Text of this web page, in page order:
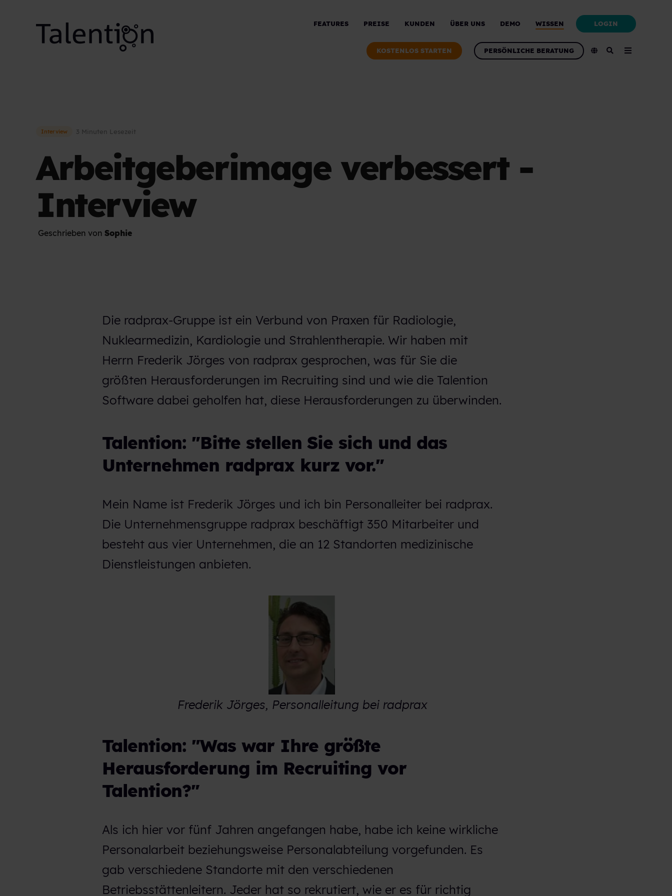
FEATURES PREISE KUNDEN ÜBER UNS DEMO WISSEN LOGIN
KOSTENLOS STARTEN PERSÖNLICHE BERATUNG
Interview 3 Minuten Lesezeit
Arbeitgeberimage verbessert -
Interview
Geschrieben von Sophie
Die radprax-Gruppe ist ein Verbund von Praxen für Radiologie,
Nuklearmedizin, Kardiologie und Strahlentherapie. Wir haben mit
Herrn Frederik Jörges von radprax gesprochen, was für Sie die
größten Herausforderungen im Recruiting sind und wie die Talention
Software dabei geholfen hat, diese Herausforderungen zu überwinden.
Talention: "Bitte stellen Sie sich und das
Unternehmen radprax kurz vor."
Mein Name ist Frederik Jörges und ich bin Personalleiter bei radprax.
Die Unternehmensgruppe radprax beschäftigt 350 Mitarbeiter und
besteht aus vier Unternehmen, die an 12 Standorten medizinische
Dienstleistungen anbieten.
Frederik Jörges, Personalleitung bei radprax
Talention: "Was war Ihre größte
Herausforderung im Recruiting vor
Talention?"
Als ich hier vor fünf Jahren angefangen habe, habe ich keine wirkliche
Personalarbeit beziehungsweise Personalabteilung vorgefunden. Es
gab verschiedene Standorte mit den verschiedenen
Betriebsstättenleitern. Jeder hat so rekrutiert, wie er es für richtig